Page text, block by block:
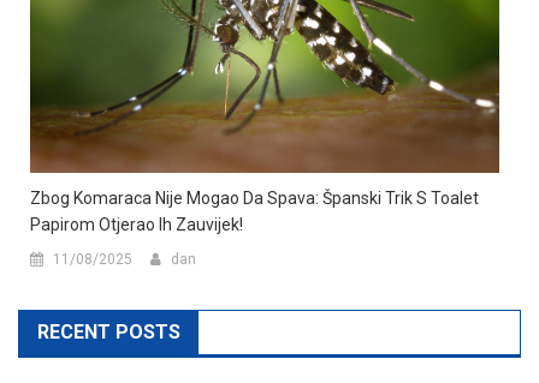
Zbog Komaraca Nije Mogao Da Spava: Španski Trik S Toalet
Papirom Otjerao Ih Zauvijek!
11/08/2025 dan
RECENT POSTS